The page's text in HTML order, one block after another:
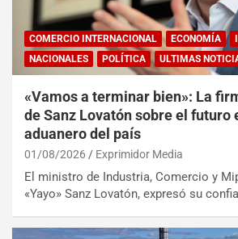
COMERCIO INTERNACIONAL ECONOMÍA
NACIONALES
POLÍTICA ULTIMAS
«Vamos a terminar bien»: La
de Sanz Lovatón sobre el futuro
aduanero del país
01/08/2026 Exprimidor Media
El ministro de Industria, Comercio y
«Yayo» Sanz Lovatón, expresó su